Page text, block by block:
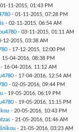
11-2015, 01:43 PM
- 01-11-2015, 07:28 PM
- 02-11-2015, 06:54 AM
- 03-11-2015, 01:11 AM
12-2015, 03:38 AM
- 17-12-2015, 12:00 PM
04-2016, 08:38 PM
- 16-04-2016, 11:12 AM
- 17-04-2016, 12:54 AM
- 02-05-2016, 09:44 PM
- 19-05-2016, 06:19 PM
- 19-05-2016, 11:15 PM
- 20-05-2016, 10:43 PM
- 21-05-2016, 01:46 AM
- 21-05-2016, 03:23 AM